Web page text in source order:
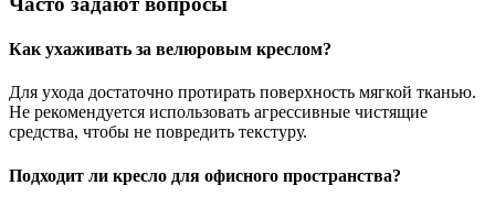
Как ухаживать за велюровым креслом?
Для ухода достаточно протирать поверхность мягкой тканью.
Не рекомендуется использовать агрессивные чистящие
средства, чтобы не повредить текстуру.
Подходит ли кресло для офисного пространства?